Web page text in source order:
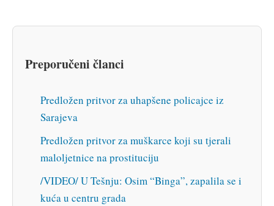
Preporučeni članci
Predložen pritvor za uhapšene policajce iz
Sarajeva
Predložen pritvor za muškarce koji su tjerali
maloljetnice na prostituciju
/VIDEO/ U Tešnju: Osim “Binga”, zapalila se i
kuća u centru grada